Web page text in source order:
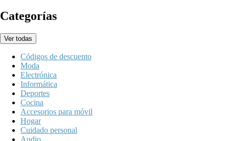
Categorías
Ver todas
Códigos de descuento
Moda
Electrónica
Informática
Deportes
Cocina
Accesorios para móvil
Hogar
Cuidado personal
Audio